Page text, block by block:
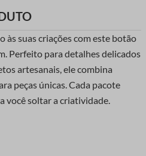
às suas criações com este botão
Perfeito para detalhes delicados
artesanais, ele combina
peças únicas. Cada pacote
você soltar a criatividade.